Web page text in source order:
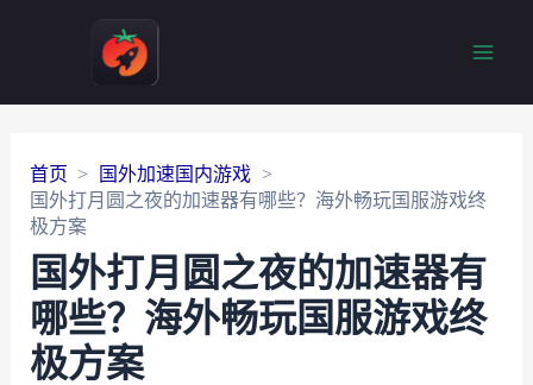
首页
国外加速国内游戏
国外打月圆之夜的加速器有哪些？海外畅玩国服游戏终
极方案
国外打月圆之夜的加速器有
哪些？海外畅玩国服游戏终
极方案